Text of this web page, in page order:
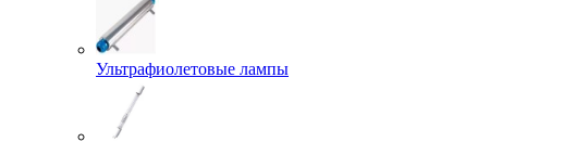
Ультрафиолетовые лампы